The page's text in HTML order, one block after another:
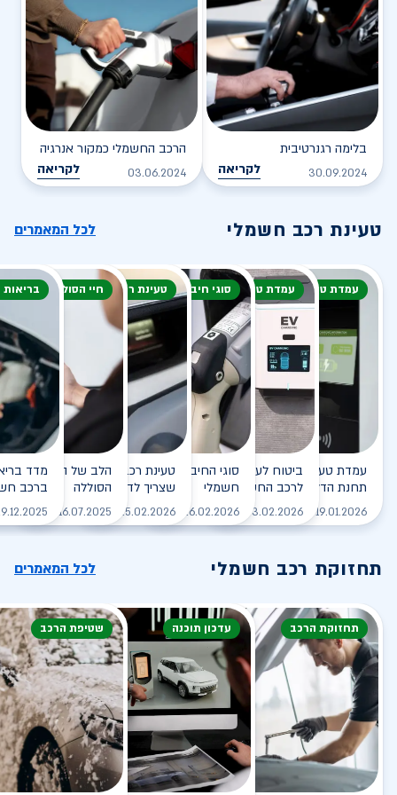
בלימה רגנרטיבית
30.09.2024 לקריאה
הרכב החשמלי כמקור אנרגיה
03.06.2024 לקריאה
טעינת רכב חשמלי לכל המאמרים
עמדת טעינה
עמדת טעינה - הסוף של
תחנת הדלק?
19.01.2026 לקריאה
עמדת טעינה
ביטוח לעמדת טעינה ביתית
לרכב החשמלי
03.02.2026 לקריאה
סוגי חיבור
סוגי החיבורים לטעינת רכב
חשמלי
26.02.2026 לקריאה
טעינת רכב חשמלי
טעינת רכב חשמלי - כל מה
שצריך לדעת
25.02.2026 לקריאה
חיי הסוללה
הלב של הרכב
הסוללה
16.07.2025
ברכב
תחזוקת רכב חשמלי לכל המאמרים
תחזוקת הרכב עדכון תוכנה שטיפת הרכב